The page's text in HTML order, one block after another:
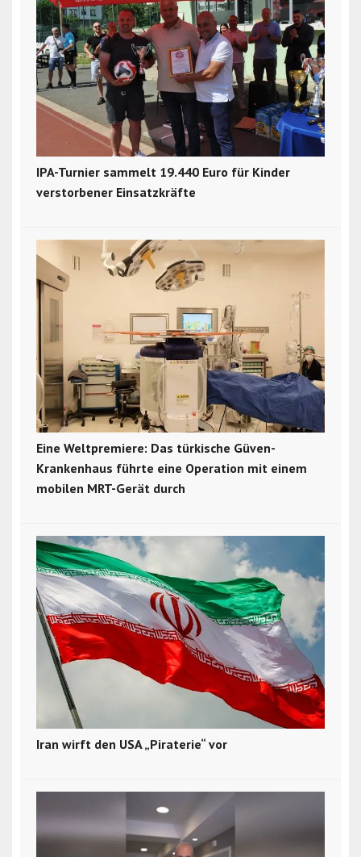
IPA-Turnier sammelt 19.440 Euro für Kinder
verstorbener Einsatzkräfte
Eine Weltpremiere: Das türkische Güven-
Krankenhaus führte eine Operation mit einem
mobilen MRT-Gerät durch
Iran wirft den USA „Piraterie“ vor